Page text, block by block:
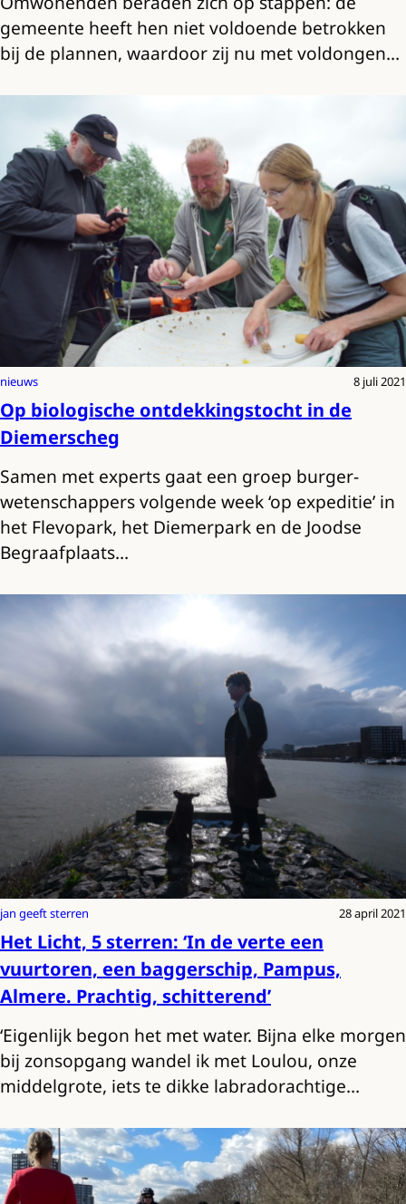
gemeente heeft hen niet voldoende betrokken
bij de plannen, waardoor zij nu met voldongen…
nieuws 8 juli 2021
Op biologische ontdekkingstocht in de
Diemerscheg
Samen met experts gaat een groep burger-
wetenschappers volgende week ‘op expeditie’ in
het Flevopark, het Diemerpark en de Joodse
Begraafplaats…
jan geeft sterren 28 april 2021
Het Licht, 5 sterren: ‘In de verte een
vuurtoren, een baggerschip, Pampus,
Almere. Prachtig, schitterend’
‘Eigenlijk begon het met water. Bijna elke morgen
bij zonsopgang wandel ik met Loulou, onze
middelgrote, iets te dikke labradorachtige…